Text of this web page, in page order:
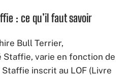
: ce qu’il faut savoir
Bull Terrier,
varie en fonction de
inscrit au LOF (Livre